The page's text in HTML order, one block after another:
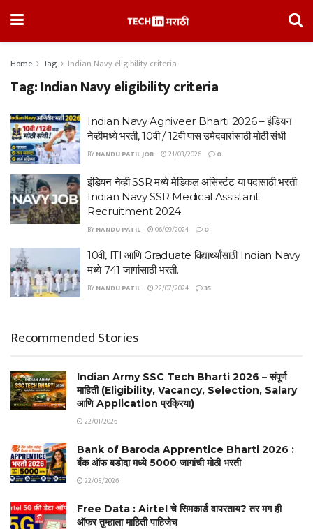
Home Tag Indian Navy eligibility criteria
Tag:Indian Navy eligibility criteria
Indian Navy Agniveer Bharti 2026 – इंडियन
नेव्हीमध्ये भरती, 10वी / 12वी पास उमेदवारांसाठी मोठी संधी
BYNANDU PATIL JOB 21/03/2026 0
इंडियन नेव्ही SSR मध्ये मेडिकल असिस्टंट या पदासाठी भरती
Indian Navy SSR Medical Assistant
Recruitment 2024
BYNANDU PATIL 06/09/2024 0
10वी, ITI आणि Graduate विद्यार्थ्यांसाठी Indian Navy
मध्ये 741 जागांसाठी भरती.
BYNANDU PATIL 22/07/2024 35
Recommended Stories
Indian Army SSC Tech Bharti 2026 – संपूर्ण
माहिती (Eligibility, Vacancy, Selection, Salary
आणि Application प्रक्रिया)
22/01/2026
Bank of Baroda Apprentice Bharti 2026 :
बँक ऑफ बडोदा मध्ये 5000 जागांची मोठी भरती
22/05/2026
Free Data : Airtel चे सिमकार्ड वापरताय? तर मग ही
ऑफर तुम्हाला माहिती पाहिजेच